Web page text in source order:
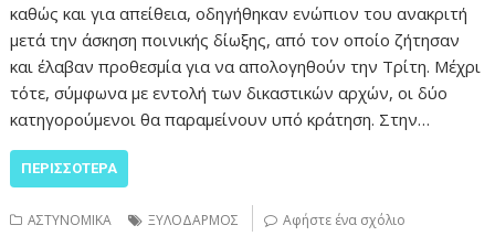
καθώς και για απείθεια, οδηγήθηκαν ενώπιον του ανακριτή
μετά την άσκηση ποινικής δίωξης, από τον οποίο ζήτησαν
και έλαβαν προθεσμία για να απολογηθούν την Τρίτη. Μέχρι
τότε, σύμφωνα με εντολή των δικαστικών αρχών, οι δύο
κατηγορούμενοι θα παραμείνουν υπό κράτηση. Στην…
ΠΕΡΙΣΣΌΤΕΡΑ
ΑΣΤΥΝΟΜΙΚΑ ΞΥΛΟΔΑΡΜΟΣ Αφήστε ένα σχόλιο